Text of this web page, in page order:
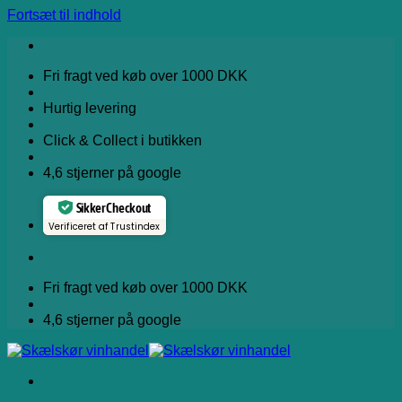
Fortsæt til indhold
Fri fragt ved køb over 1000 DKK
Hurtig levering
Click & Collect i butikken
4,6 stjerner på google
Sikker Checkout
Verificeret af Trustindex
Fri fragt ved køb over 1000 DKK
4,6 stjerner på google